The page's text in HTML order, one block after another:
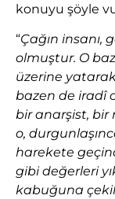
konuyu şöyle
“Çağın insanı,
olmuştur. O
üzerine
bazen de iradî
bir anarşist, bir
o,
harekete
gibi değerleri
kabuğuna